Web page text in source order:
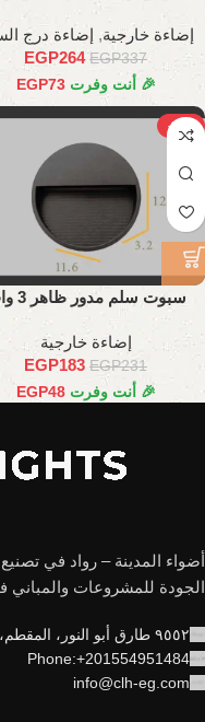
إضاءة خارجية, إضاءة درج
EGP337
EGP264
🎉 أنت وفرت EGP73
-21%
سبوت سلم مدور ظاهر 3 وات
إضاءة خارجية
EGP231
EGP183
🎉 أنت وفرت EGP48
أضواء المدينة – رواد في
الجودة للمشروعات والمباني
٩٥٥٢ طارق أبو النور، المقطم، محافظة القاهرة
Phone:+201554951484
info@clh-eg.com